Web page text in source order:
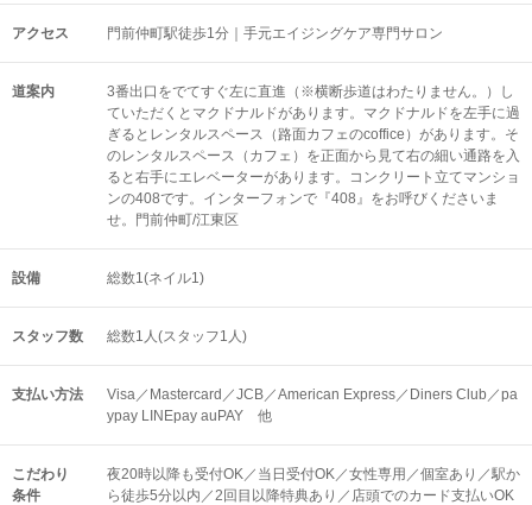
アクセス 門前仲町駅徒歩1分｜手元エイジングケア専門サロン
道案内
3番出口をでてすぐ左に直進（※横断歩道はわたりません。）し
ていただくとマクドナルドがあります。マクドナルドを左手に過
ぎるとレンタルスペース（路面カフェのcoffice）があります。そ
のレンタルスペース（カフェ）を正面から見て右の細い通路を入
ると右手にエレベーターがあります。コンクリート立てマンショ
ンの408です。インターフォンで『408』をお呼びくださいま
せ。門前仲町/江東区
設備 総数1(ネイル1)
スタッフ数 総数1人(スタッフ1人)
支払い方法
Visa／Mastercard／JCB／American Express／Diners Club／pa
ypay LINEpay auPAY 他
こだわり
条件
夜20時以降も受付OK／当日受付OK／女性専用／個室あり／駅か
ら徒歩5分以内／2回目以降特典あり／店頭でのカード支払いOK